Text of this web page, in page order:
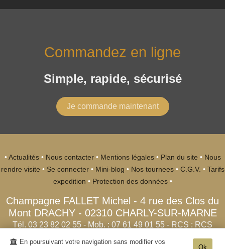
Commandez en ligne
Simple, rapide, sécurisé
Je commande maintenant
•Actualités • Nous contacter • Mentions légales • Plan du site • Nous
rendre visite • Se connecter • Mini-blog • Nos tournees • C.G.V. • Tarifs
expedition • Protection des données •
Champagne FALLET Michel - 4 rue des Clos du
Mont DRACHY - 02310 CHARLY-SUR-MARNE
Tél. 03 23 82 02 55 - Mob. : 07 61 49 01 55 - RCS : RCS
SOISSONS 514 704 808 00013
Ok
En poursuivant votre navigation sans modifier vos